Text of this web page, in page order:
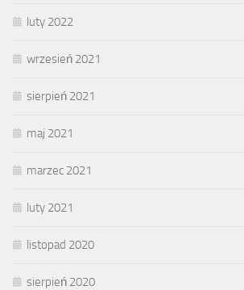
luty 2022
wrzesień 2021
sierpień 2021
maj 2021
marzec 2021
luty 2021
listopad 2020
sierpień 2020